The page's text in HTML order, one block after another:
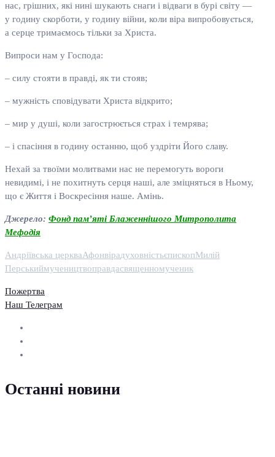
нас, грішних, які нині шукають снаги і відваги в бурі світу —
у годину скорботи, у годину війни, коли віра випробовується,
а серце тримаємось тільки за Христа.
Випроси нам у Господа:
– силу стояти в правді, як ти стояв;
– мужність сповідувати Христа відкрито;
– мир у душі, коли загострюється страх і темрява;
– і спасіння в годину останню, щоб уздріти Його славу.
Нехай за твоїми молитвами нас не перемогуть вороги
невидимі, і не похитнуть серця наші, але зміцняться в Ньому,
що є Життя і Воскресіння наше. Амінь.
Джерело: Фонд пам’яті Блаженнішого Митрополита
Мефодія
Андріївська церкваАфонвірадуховністьєпископМилій
Перськиймучеництвоправдасвященномученик
Пожертва
Наш Телеграм
Останні новини